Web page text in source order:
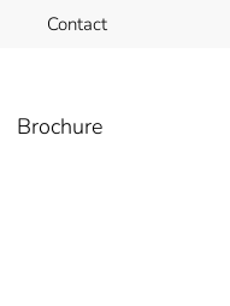
Contact
Brochure